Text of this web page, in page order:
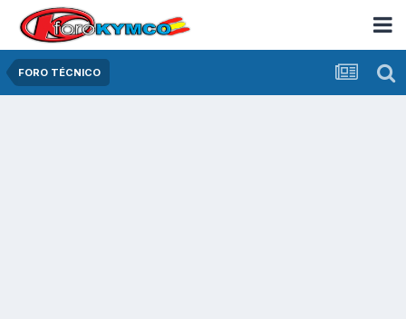
FORO TÉCNICO